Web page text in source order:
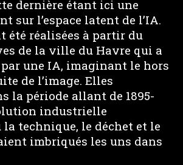
dernière étant ici une
sur l’espace latent de l’IA.
été réalisées à partir du
de la ville du Havre qui a
une IA, imaginant le hors
de l’image. Elles
la période allant de 1895-
industrielle
technique, le déchet et le
imbriqués les uns dans